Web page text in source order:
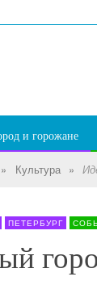
и горожане
» Культура »
ПЕТЕРБУРГ